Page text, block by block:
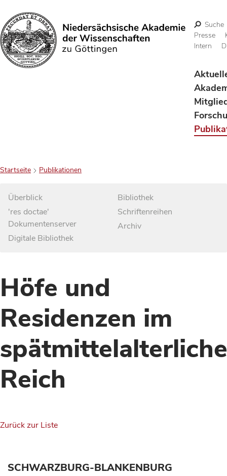
Suchen
Suche
Presse
Intern
Startseite Publikationen
Überblick
'res doctae'
Dokumentenserver
Digitale Bibliothek
Bibliothek
Schriftenreihen
Archiv
Höfe und
Residenzen im
Reich
Zurück zur Liste
SCHWARZBURG-BLANKENBURG